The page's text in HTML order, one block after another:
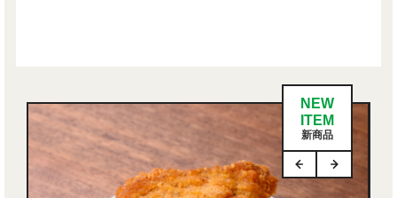
NEW
ITEM
新商品